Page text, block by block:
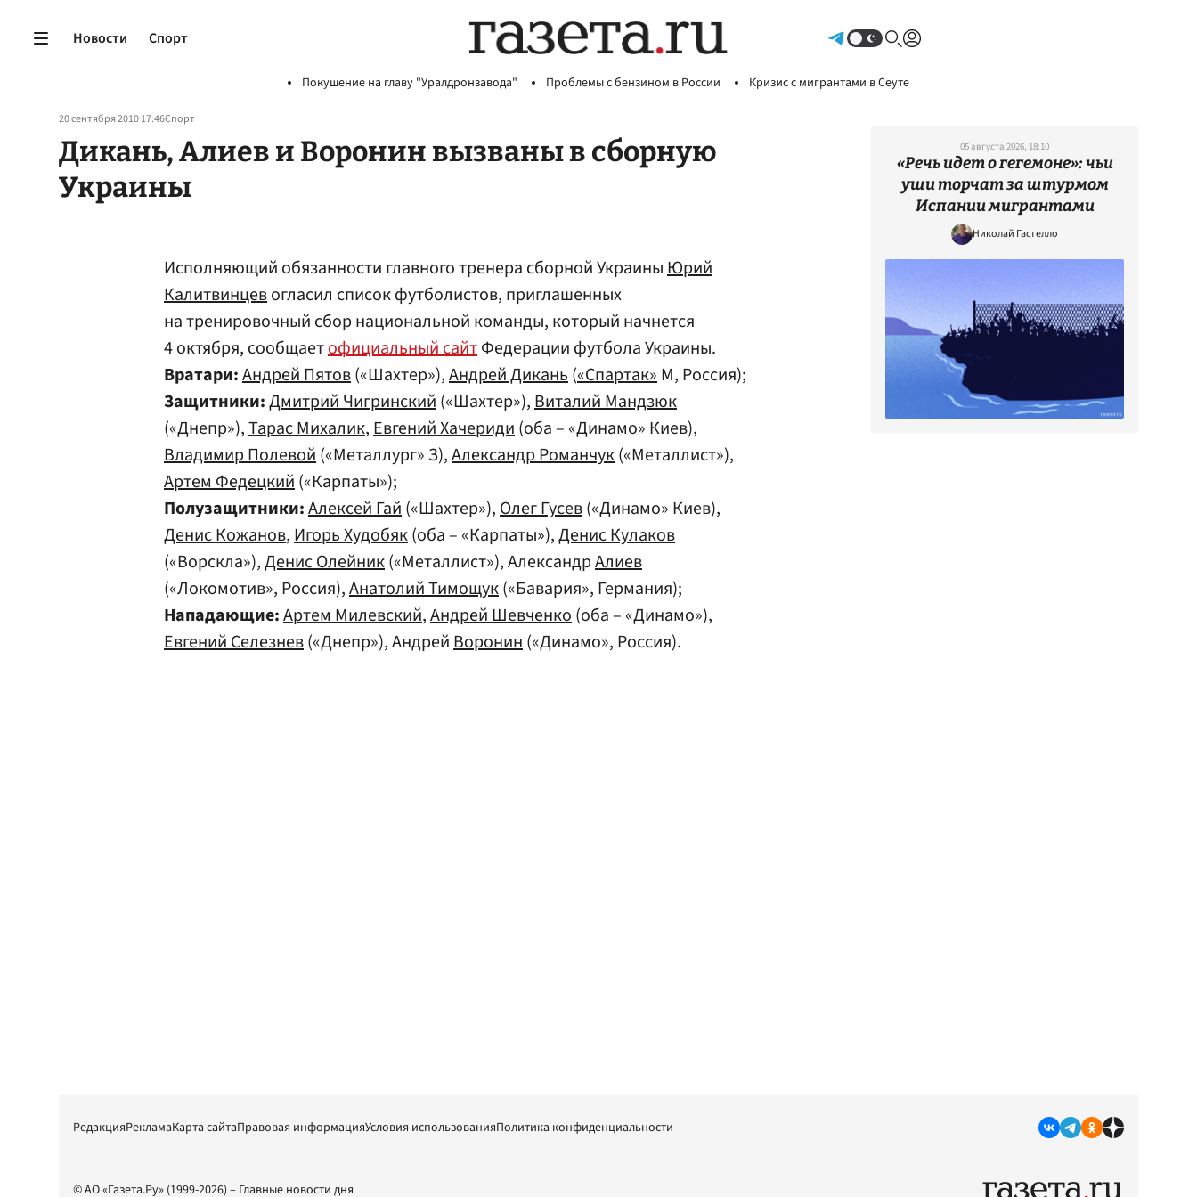
Новости Спорт
Покушение на главу "Уралдронзавода" Проблемы с бензином в России Кризис с мигрантами в Сеуте
20 сентября 2010 17:46Спорт
Дикань, Алиев и Воронин вызваны в сборную
Украины
Исполняющий обязанности главного тренера сборной УкраиныЮрий
Калитвинцевогласил список футболистов, приглашенных
на тренировочный сбор национальной команды, который начнется
4 октября, сообщаетофициальный сайтФедерации футбола Украины.
Вратари:Андрей Пятов(«Шахтер»),Андрей Дикань(«Спартак»М, Россия);
Защитники:Дмитрий Чигринский(«Шахтер»),Виталий Мандзюк
(«Днепр»),Тарас Михалик,Евгений Хачериди(оба – «Динамо» Киев),
Владимир Полевой(«Металлург» З),Александр Романчук(«Металлист»),
Артем Федецкий(«Карпаты»);
Полузащитники:Алексей Гай(«Шахтер»),Олег Гусев(«Динамо» Киев),
Денис Кожанов,Игорь Худобяк(оба – «Карпаты»),Денис Кулаков
(«Ворскла»),Денис Олейник(«Металлист»), АлександрАлиев
(«Локомотив», Россия),Анатолий Тимощук(«Бавария», Германия);
Нападающие:Артем Милевский,Андрей Шевченко(оба – «Динамо»),
Евгений Селезнев(«Днепр»), АндрейВоронин(«Динамо», Россия).
05 августа 2026, 18:10
«Речь идет о гегемоне»: чьи
уши торчат за штурмом
Испании мигрантами
Николай Гастелло
РедакцияРекламаКарта сайтаПравовая информацияУсловия использованияПолитика конфиденциальности
© АО «Газета.Ру» (1999-2026) – Главные новости дня